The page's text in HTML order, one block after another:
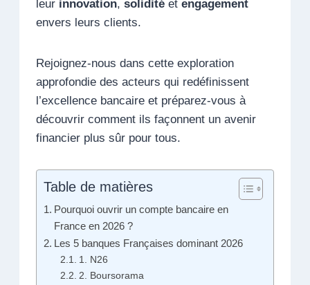
leur innovation, solidité et engagement
envers leurs clients.
Rejoignez-nous dans cette exploration
approfondie des acteurs qui redéfinissent
l’excellence bancaire et préparez-vous à
découvrir comment ils façonnent un avenir
financier plus sûr pour tous.
Table de matières
Pourquoi ouvrir un compte bancaire en
France en 2026 ?
Les 5 banques Françaises dominant 2026
1. N26
2. Boursorama